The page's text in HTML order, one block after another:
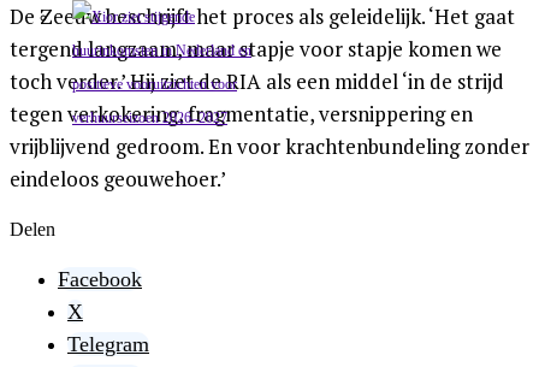
De Zeeuw beschrijft het proces als geleidelijk. ‘Het gaat
tergend langzaam, maar stapje voor stapje komen we
toch verder.’ Hij ziet de RIA als een middel ‘in de strijd
tegen verkokering, fragmentatie, versnippering en
vrijblijvend gedroom. En voor krachtenbundeling zonder
eindeloos geouwehoer.’
Delen
Facebook
X
Telegram